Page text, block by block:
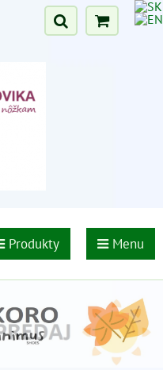
Produkty Menu